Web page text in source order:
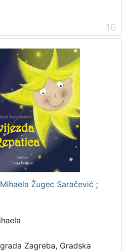
10
Žugec Saračević ;
Zagreba, Gradska